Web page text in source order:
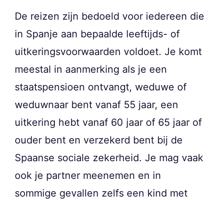
De reizen zijn bedoeld voor iedereen die
in Spanje aan bepaalde leeftijds- of
uitkeringsvoorwaarden voldoet. Je komt
meestal in aanmerking als je een
staatspensioen ontvangt, weduwe of
weduwnaar bent vanaf 55 jaar, een
uitkering hebt vanaf 60 jaar of 65 jaar of
ouder bent en verzekerd bent bij de
Spaanse sociale zekerheid. Je mag vaak
ook je partner meenemen en in
sommige gevallen zelfs een kind met